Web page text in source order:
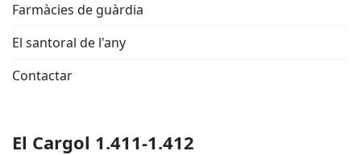
Farmàcies de guàrdia
El santoral de l'any
Contactar
El Cargol 1.411-1.412